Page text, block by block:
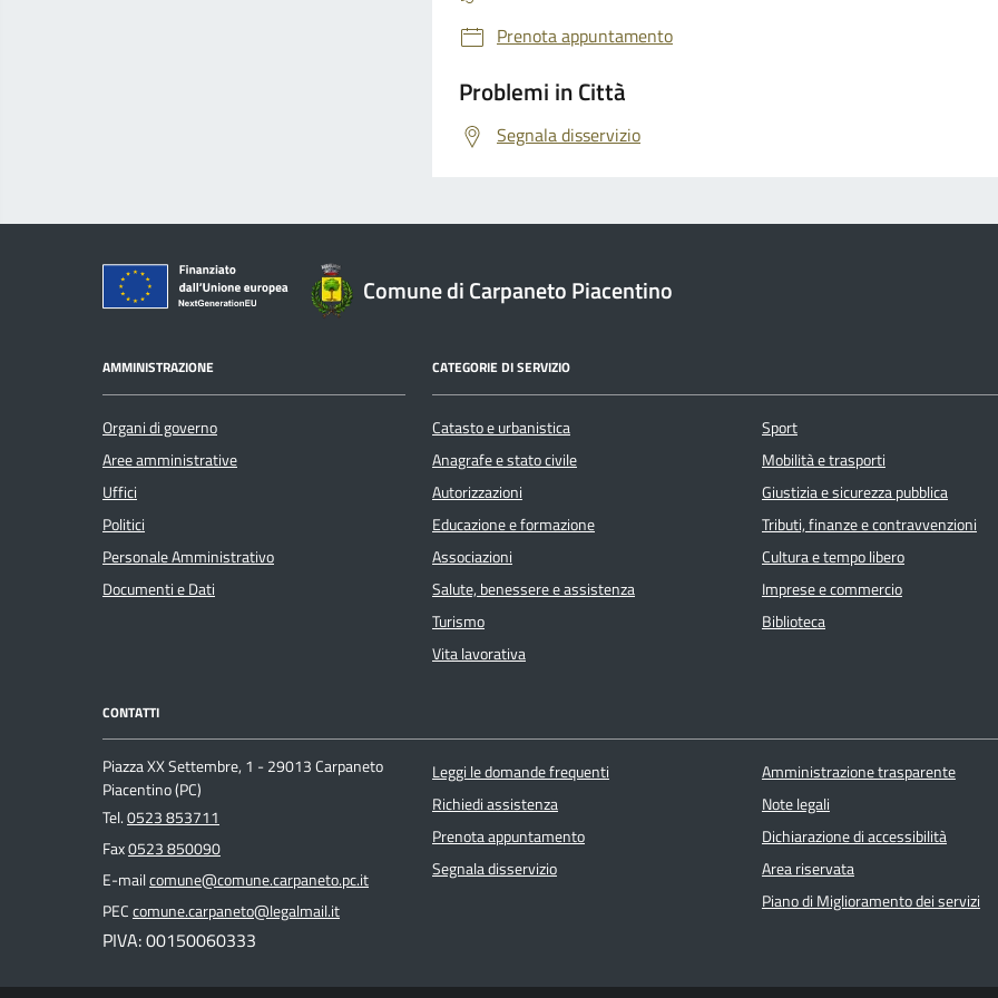
Prenota appuntamento
Problemi in Città
Segnala disservizio
Comune di Carpaneto Piacentino
AMMINISTRAZIONE
Organi di governo
Aree amministrative
Uffici
Politici
Personale Amministrativo
Documenti e Dati
CATEGORIE DI SERVIZIO
Catasto e urbanistica
Anagrafe e stato civile
Autorizzazioni
Educazione e formazione
Associazioni
Salute, benessere e assistenza
Turismo
Vita lavorativa
Sport
Mobilità e trasporti
Giustizia e sicurezza pubblica
Tributi, finanze e contravvenzioni
Cultura e tempo libero
Imprese e commercio
Biblioteca
CONTATTI
Piazza XX Settembre, 1 - 29013 Carpaneto
Piacentino (PC)
Tel.0523 853711
Fax0523 850090
E-mailcomune@comune.carpaneto.pc.it
PECcomune.carpaneto@legalmail.it
PIVA: 00150060333
Leggi le domande frequenti
Richiedi assistenza
Prenota appuntamento
Segnala disservizio
Amministrazione trasparente
Note legali
Dichiarazione di accessibilità
Area riservata
Piano di Miglioramento dei servizi